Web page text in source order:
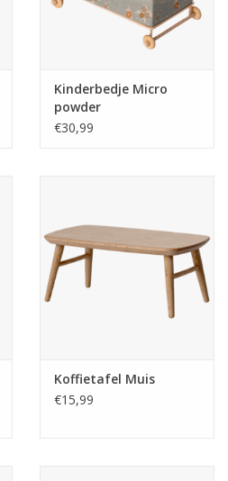
Kinderbedje Micro
powder
€30,99
Koffietafel Muis
€15,99